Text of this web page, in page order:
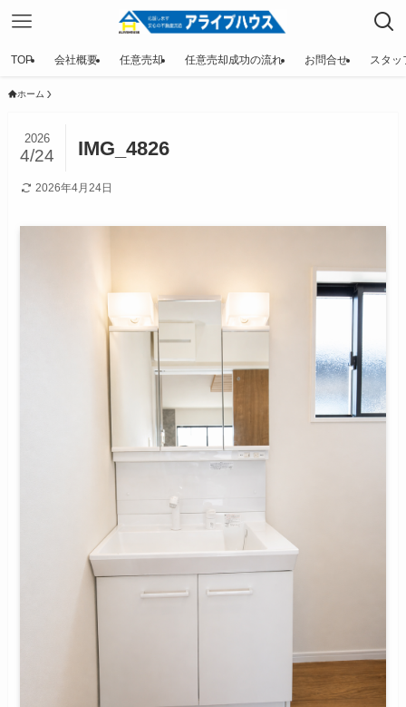
TOP 会社概要 任意売却 任意売却成功の流れ お問合せ スタッ
ホーム
IMG_4826
2026
4/24
2026年4月24日